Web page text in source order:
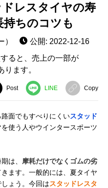
ドレスタイヤの寿
持ちのコツも
公開: 2022-12-16
ると、売上の一部が
ます。
Post LINE Copy
面でもすべりにくいスタッド
使う人やウインタースポーツ
は、 摩耗だけでなくゴムの劣
ます。一般的には、夏タイヤ
ょう。今回はスタッドレスタ